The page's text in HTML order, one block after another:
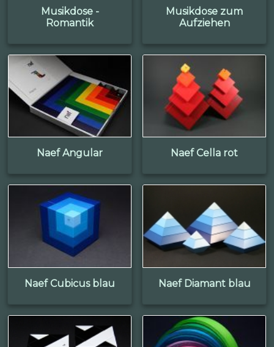
Musikdose -
Romantik
Musikdose zum
Aufziehen
Naef Angular Naef Cella rot
Naef Cubicus blau Naef Diamant blau